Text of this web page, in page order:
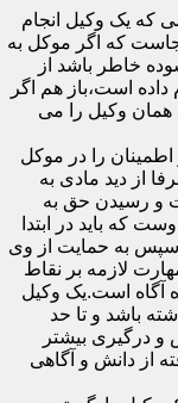
که یک وکیل انجام
که اگر موکل به
خاطر باشد از
داده است،باز هم اگر
همان وکیل را می
را در موکل
از دید مادی به
و رسیدن حق به
که باید در ابتدا
سپس به حمایت از وی
لازمه بر نقاط
آگاه است.یک وکیل
باشد و تا حد
درگیری بیشتر
از دانش و آگاهی